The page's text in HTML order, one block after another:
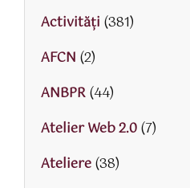
Activităţi (381)
AFCN (2)
ANBPR(44)
Atelier Web 2.0(7)
Ateliere(38)